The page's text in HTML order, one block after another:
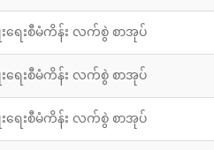
းရေးစီမံကိန်း လက်စွဲ စာအုပ်
းရေးစီမံကိန်း လက်စွဲ စာအုပ်
းရေးစီမံကိန်း လက်စွဲ စာအုပ်